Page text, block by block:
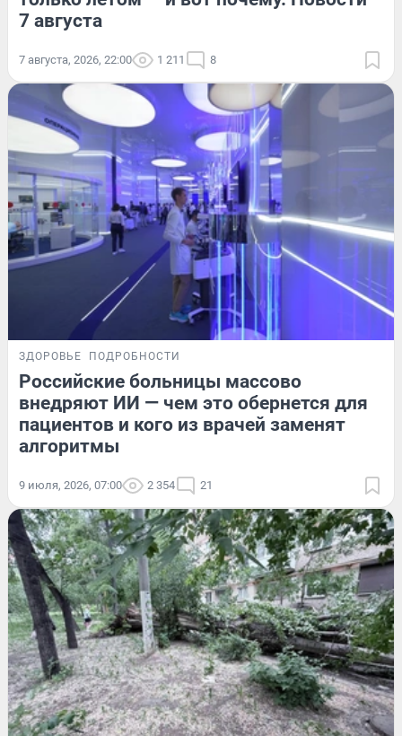
7 августа
7 августа, 2026, 22:00 1 211 8
ЗДОРОВЬЕ ПОДРОБНОСТИ
Российские больницы массово
внедряют ИИ — чем это обернется для
пациентов и кого из врачей заменят
алгоритмы
9 июля, 2026, 07:00 2 354 21